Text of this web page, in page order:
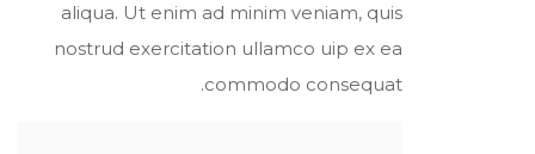
aliqua. Ut enim ad minim veniam, quis
nostrud exercitation ullamco uip ex ea
commodo consequat.